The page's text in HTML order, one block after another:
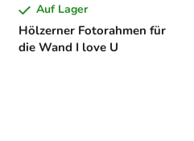
Hölzerner Fotorahmen für
die Wand I love U
Auf Lager